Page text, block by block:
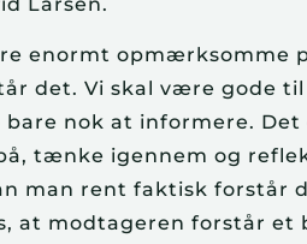
enormt opmærksomme
det. Vi skal være gode
bare nok at informere.
tænke igennem og
man rent faktisk forstår
at modtageren forstår et